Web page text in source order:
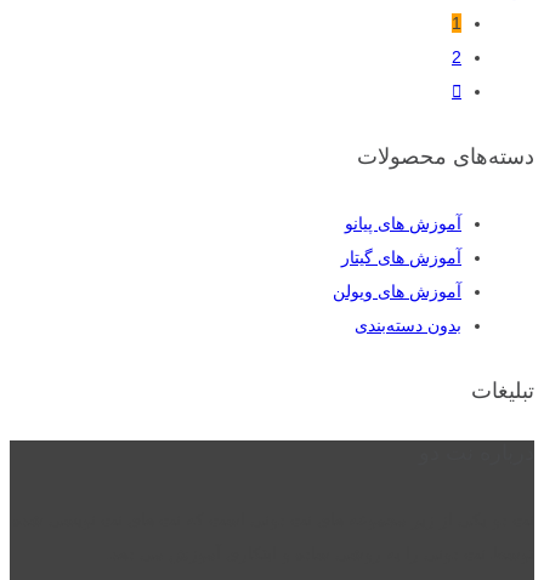
1
2
دسته‌های محصولات
آموزش های پیانو
آموزش های گیتار
آموزش های ویولن
بدون دسته‌بندی
تبلیغات